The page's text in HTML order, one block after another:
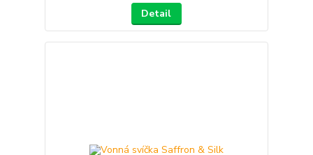
Detail